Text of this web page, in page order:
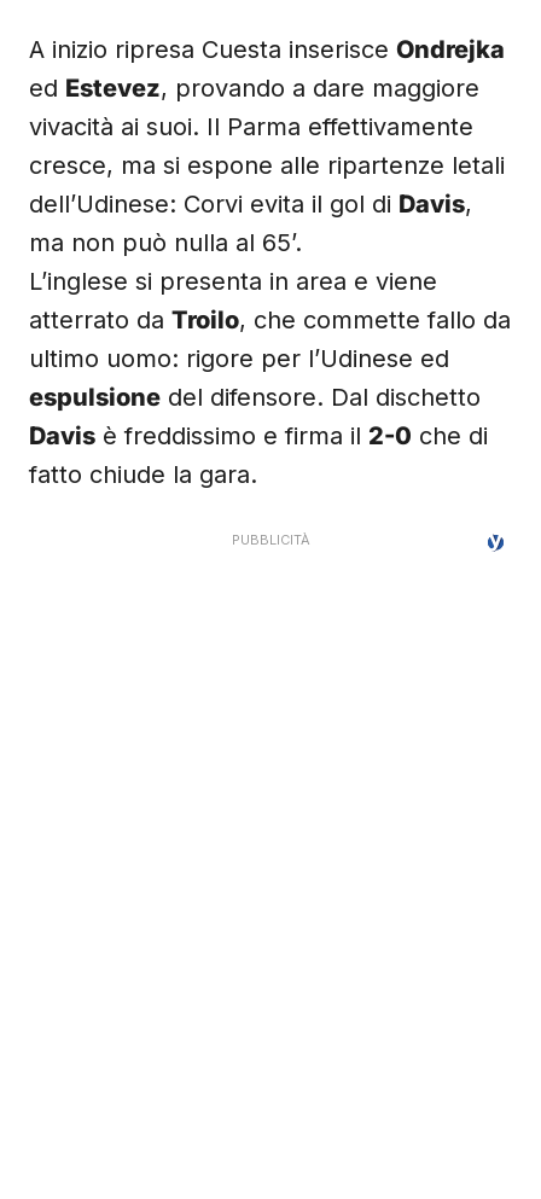
A inizio ripresa Cuesta inserisce Ondrejka
ed Estevez, provando a dare maggiore
vivacità ai suoi. Il Parma effettivamente
cresce, ma si espone alle ripartenze letali
dell’Udinese: Corvi evita il gol di Davis,
ma non può nulla al 65’.
L’inglese si presenta in area e viene
atterrato da Troilo, che commette fallo da
ultimo uomo: rigore per l’Udinese ed
espulsione del difensore. Dal dischetto
Davis è freddissimo e firma il 2-0 che di
fatto chiude la gara.